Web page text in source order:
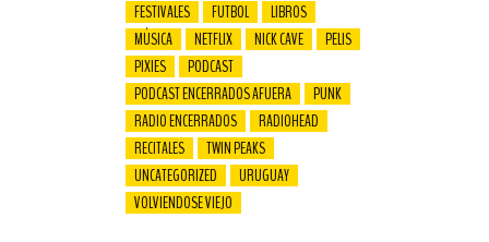
FESTIVALES
FUTBOL
LIBROS
MÚSICA
NETFLIX NICK CAVE
PELIS
PIXIES
PODCAST
PODCAST ENCERRADOS AFUERA
PUNK
RADIO ENCERRADOS
RADIOHEAD
RECITALES
TWIN PEAKS
UNCATEGORIZED
URUGUAY
VOLVIENDOSE VIEJO